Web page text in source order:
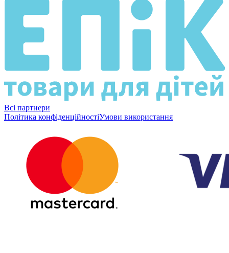
Всі партнери
Політика конфіденційностіУмови використання